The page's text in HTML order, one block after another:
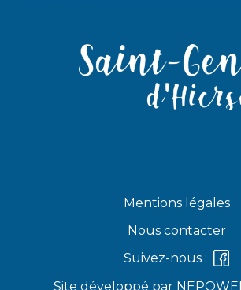
Mentions légales
Nous contacter
Suivez-nous :
Site développé par